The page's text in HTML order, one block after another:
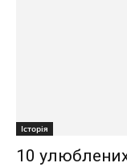
Історія
10